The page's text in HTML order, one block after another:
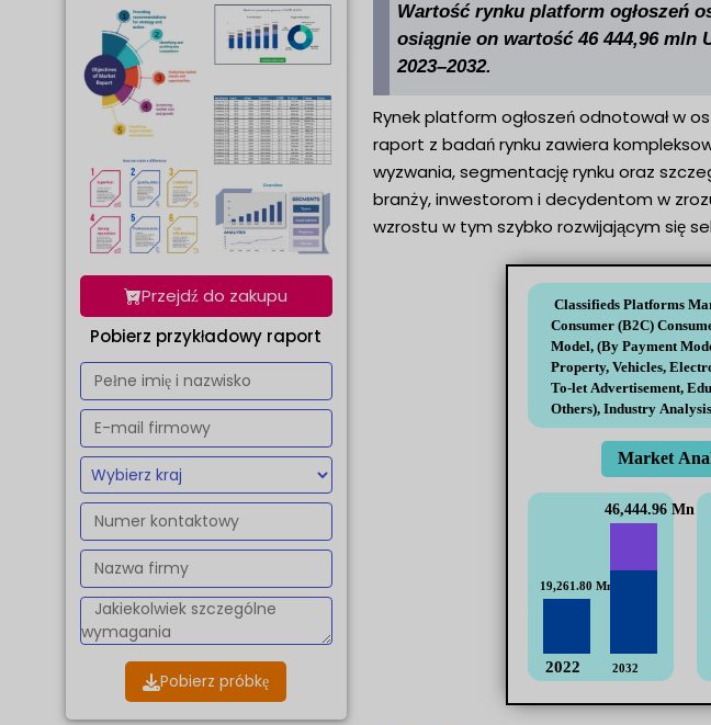
Przejdź do zakupu
Pobierz przykładowy raport
Pobierz próbkę
Wartość rynku platform ogłoszeń
osiągnie on wartość 46 444,96 mln
2023–2032.
Rynek platform ogłoszeń odnotował w
raport z badań rynku zawiera
wyzwania, segmentację rynku oraz
branży, inwestorom i decydentom w
wzrostu w tym szybko rozwijającym się